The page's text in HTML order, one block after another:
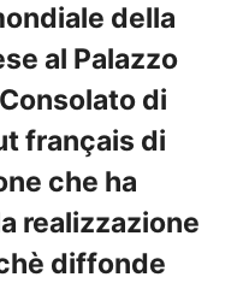
della
al Palazzo
di
français di
che ha
realizzazione
diffonde